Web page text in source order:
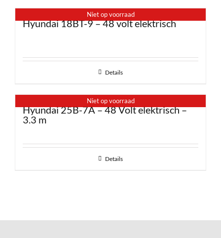
Niet op voorraad
Hyundai 18BT-9 – 48 volt elektrisch
Details
Niet op voorraad
Hyundai 25B-7A – 48 Volt elektrisch –
3.3 m
Details